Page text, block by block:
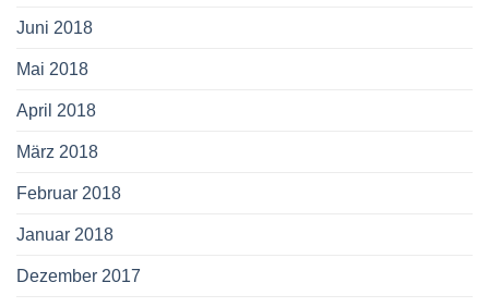
Juni 2018
Mai 2018
April 2018
März 2018
Februar 2018
Januar 2018
Dezember 2017